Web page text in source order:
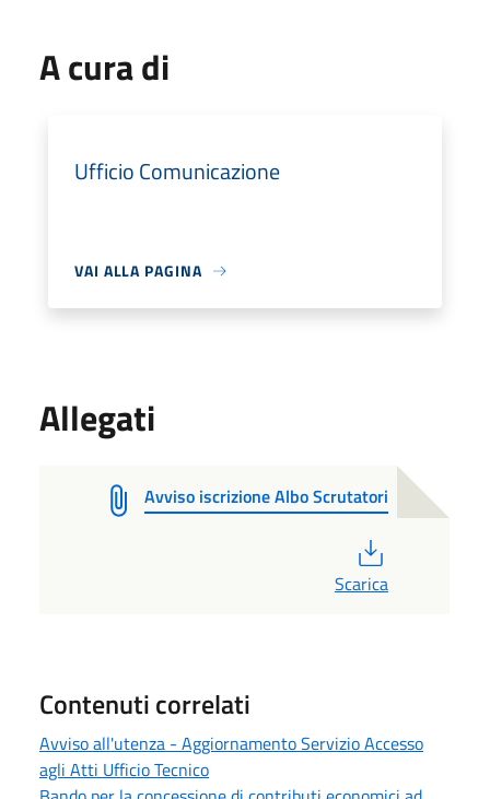
A cura di
Ufficio Comunicazione
VAI ALLA PAGINA
Allegati
Avviso iscrizione Albo Scrutatori
Scarica
Contenuti correlati
Avviso all'utenza - Aggiornamento Servizio Accesso
agli Atti Ufficio Tecnico